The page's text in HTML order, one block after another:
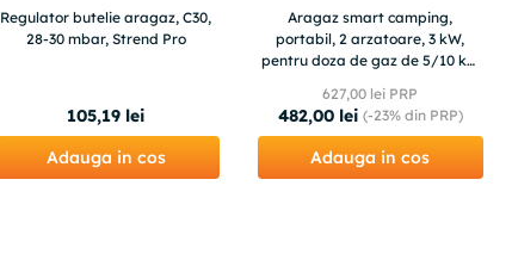
Regulator butelie aragaz, C30,
28-30 mbar, Strend Pro
105,19 lei
Adauga in cos
Aragaz smart camping,
portabil, 2 arzatoare, 3 kW,
pentru doza de gaz de 5/10 kg,
627,00 lei PRP
482,00 lei (-23%din PRP)
Adauga in cos